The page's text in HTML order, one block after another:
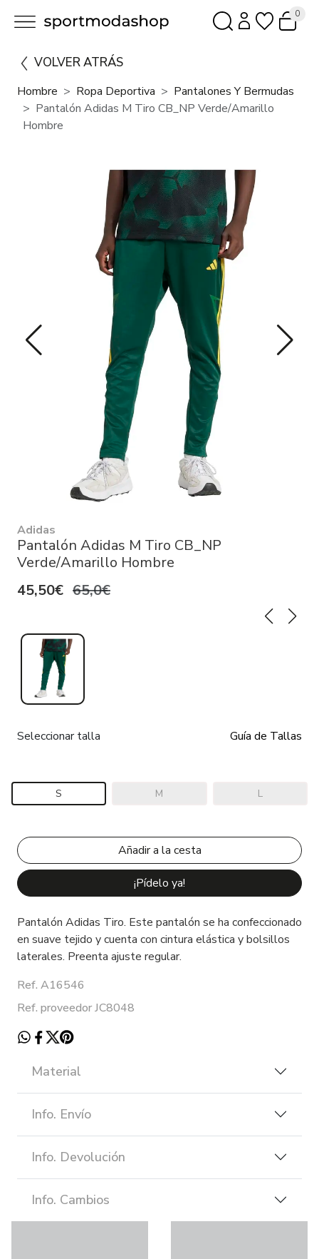
0
VOLVER ATRÁS
Hombre Ropa Deportiva
Pantalones Y Bermudas
Pantalón Adidas M Tiro CB_NP Verde/Amarillo
Hombre
Adidas
Pantalón Adidas M Tiro CB_NP
Verde/Amarillo Hombre
45,50€ 65,0€
Seleccionar talla Guía de Tallas
S M L
¡Pídelo ya!
Pantalón Adidas Tiro. Este pantalón se ha confeccionado
en suave tejido y cuenta con cintura elástica y bolsillos
laterales. Preenta ajuste regular.
Ref. A16546
Ref. proveedor JC8048
Material
Info. Envío
Info. Devolución
Info. Cambios